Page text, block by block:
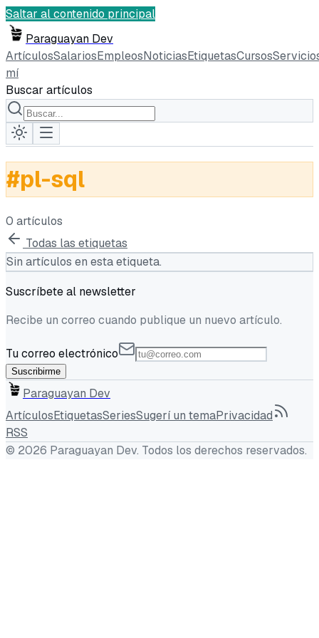
Saltar al contenido principal
Paraguayan Dev
ArtículosSalariosEmpleosNoticiasEtiquetasCursos
mí
Buscar artículos
#pl-sql
0 artículos
Todas las etiquetas
Sin artículos en esta etiqueta.
Suscríbete al newsletter
Recibe un correo cuando publique un nuevo artículo.
Tu correo electrónico
Suscribirme
Paraguayan Dev
ArtículosEtiquetasSeriesSugerí un temaPrivacidad
RSS
© 2026 Paraguayan Dev. Todos los derechos reservados.